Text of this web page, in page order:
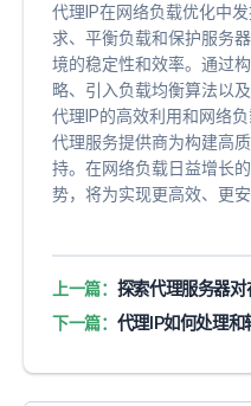
代理IP在网络负载优化中
求、平衡负载和保护服务
境的稳定性和效率。通过
略、引入负载均衡算法以
代理IP的高效利用和网络
代理服务提供商为构建高
持。在网络负载日益增长
势，将为实现更高效、更
上一篇： 探索代理服务器
下一篇： 代理IP如何处理和